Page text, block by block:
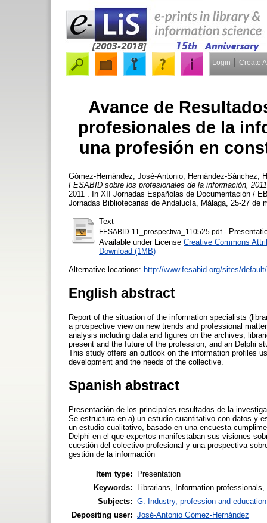
Login Create
Avance de
profesionales de la
una profesión en
Gómez-Hernández, José-Antonio
Hernández-Sánchez,
FESABID sobre los profesionales de la información,
2011 . In XII Jornadas Españolas de Documentación /
Jornadas Bibliotecarias de Andalucía, Málaga, 25-27 de
Text
FESABID-11_prospectiva_110525.pdf-
Available under License Creative Commons
Download (1MB)
Alternative locations: http://www.fesabid.org/sites/
English abstract
Report of the situation of the information specialists
a prospective view on new trends and professional
analysis including data and figures on the archives,
present and the future of the profession; and an Delphi
This study offers an outlook on the information profiles
development and the needs of the collective.
Spanish abstract
Presentación de los principales resultados de la
Se estructura en a) un estudio cuantitativo con datos y
un estudio cualitativo, basado en una encuesta
Delphi en el que expertos manifestaban sus visiones
cuestión del colectivo profesional y una prospectiva
gestión de la información
Item type:
Presentation
Keywords:
Librarians, Information
Subjects: G. Industry, profession and
Depositing user: José-Antonio Gómez-Hernández